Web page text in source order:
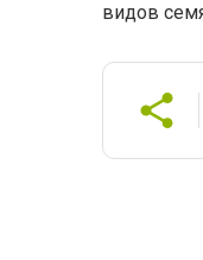
видов